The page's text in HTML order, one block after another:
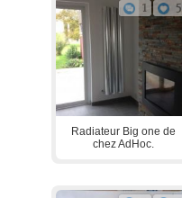
1 5
Radiateur Big one de
chez AdHoc.